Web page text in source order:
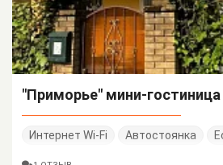
"Приморье" мини-гостиница
Интернет Wi-Fi Автостоянка